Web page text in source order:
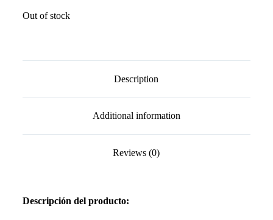
Out of stock
Description
Additional information
Reviews (0)
Descripción del producto: